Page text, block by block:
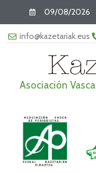
09/08/2026
info@kazetariak.eus
Asociación